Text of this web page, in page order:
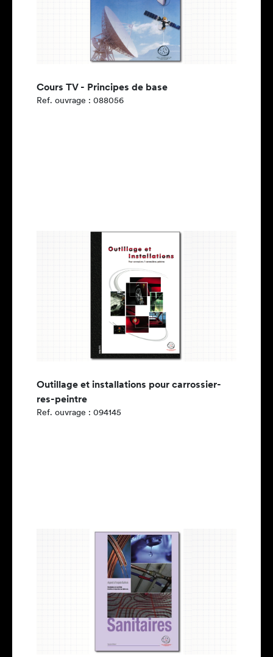
Cours TV - Principes de base
Ref. ouvrage : 088056
Outillage et installations pour carrossier-
res-peintre
Ref. ouvrage : 094145